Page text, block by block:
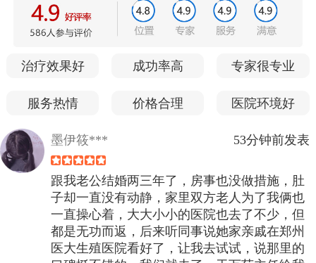
治疗效果好 成功率高 专家很专业
服务热情 价格合理 医院环境好
墨伊筱*** 53分钟前发表
跟我老公结婚两三年了，房事也没做措施，肚
子却一直没有动静，家里双方老人为了我俩也
一直操心着，大大小小的医院也去了不少，但
都是无功而返，后来听同事说她家亲戚在郑州
医大生殖医院看好了，让我去试试，说那里的